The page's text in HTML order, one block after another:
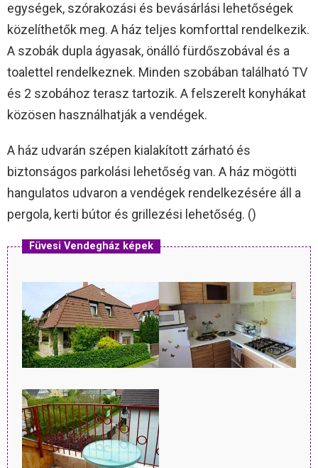
egységek, szórakozási és bevásárlási lehetőségek
közelíthetők meg. A ház teljes komforttal rendelkezik.
A szobák dupla ágyasak, önálló fürdőszobával és a
toalettel rendelkeznek. Minden szobában található TV
és 2 szobához terasz tartozik. A felszerelt konyhákat
közösen használhatják a vendégek.
A ház udvarán szépen kialakított zárható és
biztonságos parkolási lehetőség van. A ház mögötti
hangulatos udvaron a vendégek rendelkezésére áll a
pergola, kerti bútor és grillezési lehetőség. ()
Füvesi Vendegház képek